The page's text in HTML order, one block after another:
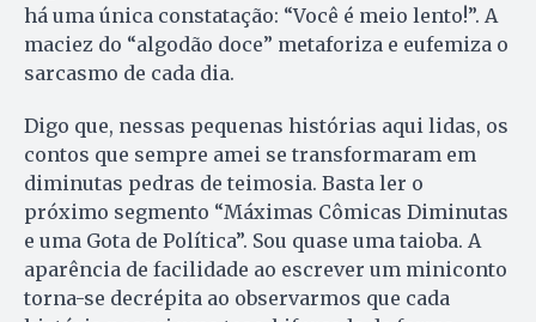
há uma única constatação: “Você é meio lento!”. A
maciez do “algodão doce” metaforiza e eufemiza o
sarcasmo de cada dia.
Digo que, nessas pequenas histórias aqui lidas, os
contos que sempre amei se transformaram em
diminutas pedras de teimosia. Basta ler o
próximo segmento “Máximas Cômicas Diminutas
e uma Gota de Política”. Sou quase uma taioba. A
aparência de facilidade ao escrever um miniconto
torna-se decrépita ao observarmos que cada